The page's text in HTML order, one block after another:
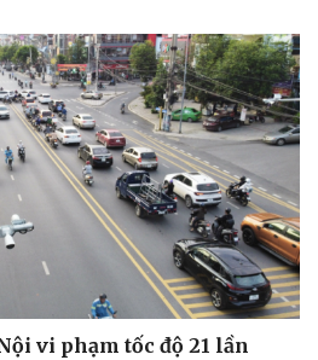
vi phạm tốc độ 21 lần